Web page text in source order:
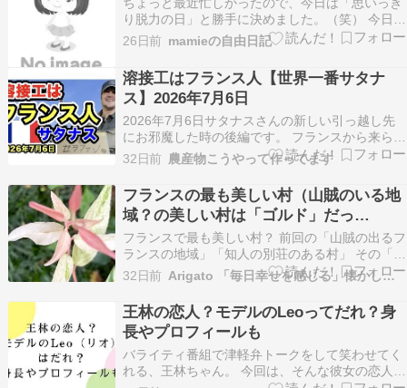
り脱力の日」と勝手に決めました。（笑） 今日は
一歩も外に出ず、パソコンを開いてブログを書い
たり、メールをチェックしたり。口寂しくなると
キッチンに立って食べ物をつくり、食べながら録
画しているTVドラマをみて、飽きたらベランダに
出て鉢植え…
26日前 mamieの自由日記
溶接工はフランス人【世界一番サタナ
ス】2026年7月6日
2026年7月6日サタナスさんの新しい引っ越し先
にお邪魔した時の後編です。 フランスから来られ
たセラファンさん❤️ 工場内にお邪魔して、硬化肉
盛りをしているお部屋に入ってみるとフランスか
ら来られた男性が溶接作業をしていました。お名
前はファテ セラファンさんです。35歳とお若い
カッ…
32日前 農産物こうやって作ってます
フランスの最も美しい村（山賊のいる地
域？の美しい村は「ゴルド」だっ
た！？）プロヴァンスの12か月
フランスで最も美しい村？ 前回の「山賊の出るフ
ランスの地域」「知人の別荘のある村」 その「固
有名詞」がどうしても思い出せないという話の続
きです 今日は七夕ですよね お子さんたちが笹の
葉に「ねがいごと」を書いてさげていますよね
「わたしもそうしたから！」 というわけでもない
の…
32日前 Arigato 「毎日幸せを感じる」懐かしい曲、思い出、終活
王林の恋人？モデルのLeoってだれ？身
長やプロフィールも
バライティ番組で津軽弁トークをして笑わせてく
れる、王林ちゃん。 今回は、そんな彼女の恋人と